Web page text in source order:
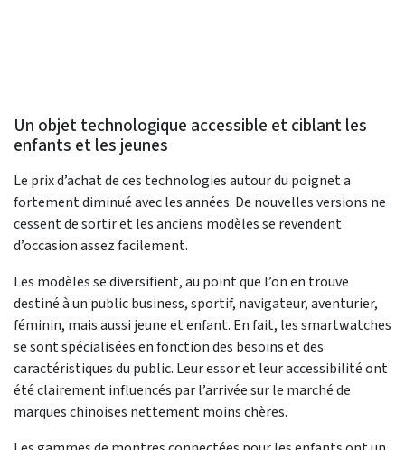
Un objet technologique accessible et ciblant les
enfants et les jeunes
Le prix d’achat de ces technologies autour du poignet a
fortement diminué avec les années. De nouvelles versions ne
cessent de sortir et les anciens modèles se revendent
d’occasion assez facilement.
Les modèles se diversifient, au point que l’on en trouve
destiné à un public business, sportif, navigateur, aventurier,
féminin, mais aussi jeune et enfant. En fait, les smartwatches
se sont spécialisées en fonction des besoins et des
caractéristiques du public. Leur essor et leur accessibilité ont
été clairement influencés par l’arrivée sur le marché de
marques chinoises nettement moins chères.